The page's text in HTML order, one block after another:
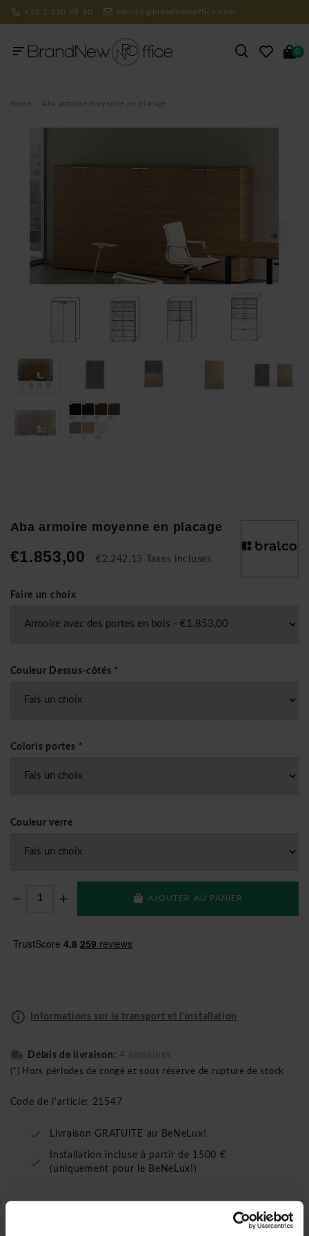
+32 2 310 98 30 service@brandnewoffice.com
0
Home Aba armoire moyenne en placage
Aba armoire moyenne en placage
€1.853,00 €2.242,13 Taxes incluses
Faire un choix
Couleur Dessus-côtés *
Coloris portes *
Couleur verre
AJOUTER AU PANIER
Informations sur le transport et l'installation
Délais de livraison: 4 semaines
(*) Hors périodes de congé et sous réserve de rupture de stock
Code de l'article: 21547
Livraison GRATUITE au BeNeLux!
Installation incluse à partir de 1500 €
(uniquement pour le BeNeLux!)
Le Bralco Aba armoire moyenne en placage sont